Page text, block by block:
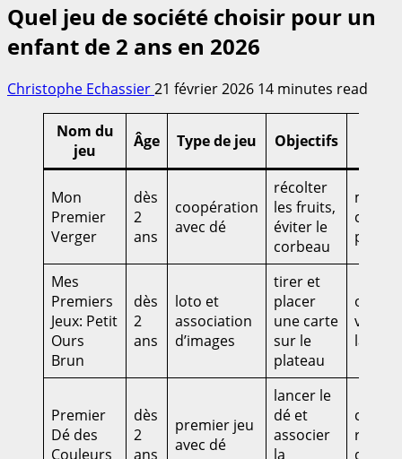
Quel jeu de société choisir pour un
enfant de 2 ans en 2026
Christophe Echassier21 février 2026 14 minutes read
Nom du
jeu
Âge Type de jeu Objectifs
Mon
Premier
Verger
dès
2
ans
coopération
avec dé
récolter
les fruits,
éviter le
corbeau
Mes
Premiers
Jeux: Petit
Ours
Brun
dès
2
ans
loto et
association
d’images
tirer et
placer
une carte
sur le
plateau
Premier
Dé des
Couleurs
dès
2
ans
premier jeu
avec dé
lancer le
dé et
associer
la
des